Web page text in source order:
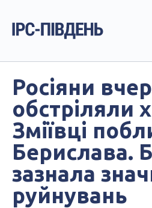
Росіяни
обстріляли
Зміївці
Берислава.
зазнала
руйнувань